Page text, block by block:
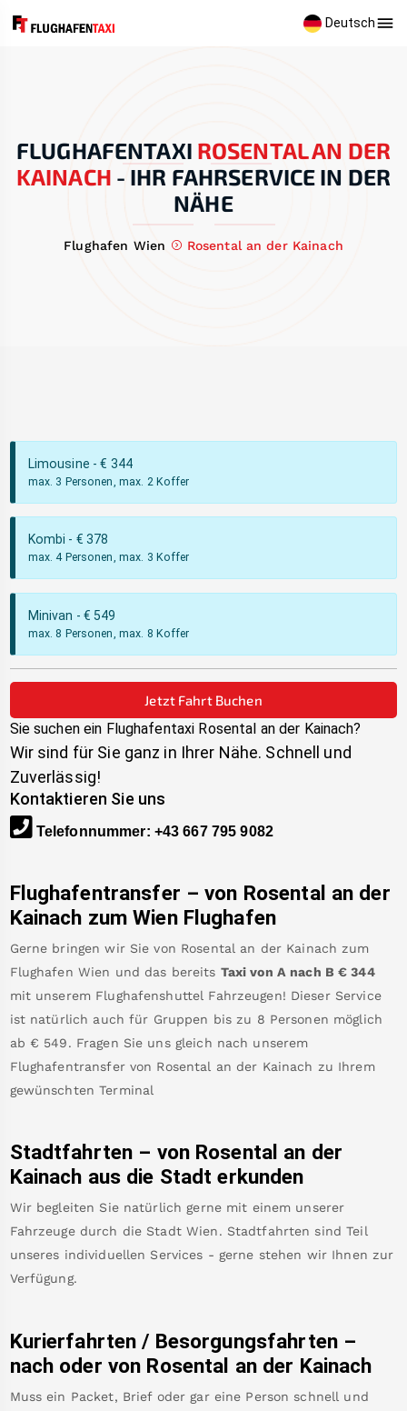
Deutsch
FLUGHAFENTAXI ROSENTAL AN DER
KAINACH - IHR FAHRSERVICE IN DER
NÄHE
Flughafen Wien Rosental an der Kainach
Limousine - € 344
max. 3 Personen, max. 2 Koffer
Kombi - € 378
max. 4 Personen, max. 3 Koffer
Minivan - € 549
max. 8 Personen, max. 8 Koffer
Jetzt Fahrt Buchen
Sie suchen ein Flughafentaxi Rosental an der Kainach?
Wir sind für Sie ganz in Ihrer Nähe. Schnell und
Zuverlässig!
Kontaktieren Sie uns
Telefonnummer: +43 667 795 9082
Flughafentransfer – von Rosental an der
Kainach zum Wien Flughafen
Gerne bringen wir Sie von Rosental an der Kainach zum
Flughafen Wien und das bereits Taxi von A nach B €344
mit unserem Flughafenshuttel Fahrzeugen! Dieser Service
ist natürlich auch für Gruppen bis zu 8 Personen möglich
ab € 549. Fragen Sie uns gleich nach unserem
Flughafentransfer von Rosental an der Kainach zu Ihrem
gewünschten Terminal
Stadtfahrten – von Rosental an der
Kainach aus die Stadt erkunden
Wir begleiten Sie natürlich gerne mit einem unserer
Fahrzeuge durch die Stadt Wien. Stadtfahrten sind Teil
unseres individuellen Services - gerne stehen wir Ihnen zur
Verfügung.
Kurierfahrten / Besorgungsfahrten –
nach oder von Rosental an der Kainach
Muss ein Packet, Brief oder gar eine Person schnell und